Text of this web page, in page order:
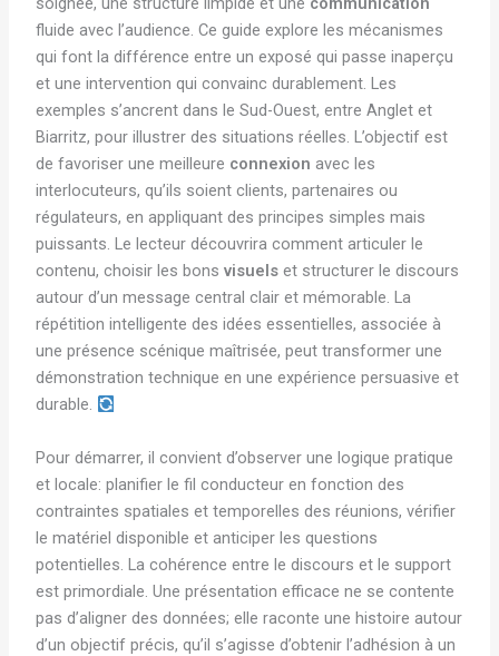
fluide avec l’audience. Ce guide explore les mécanismes
qui font la différence entre un exposé qui passe inaperçu
et une intervention qui convainc durablement. Les
exemples s’ancrent dans le Sud-Ouest, entre Anglet et
Biarritz, pour illustrer des situations réelles. L’objectif est
de favoriser une meilleure connexion avec les
interlocuteurs, qu’ils soient clients, partenaires ou
régulateurs, en appliquant des principes simples mais
puissants. Le lecteur découvrira comment articuler le
contenu, choisir les bons visuelset structurer le discours
autour d’un message central clair et mémorable. La
répétition intelligente des idées essentielles, associée à
une présence scénique maîtrisée, peut transformer une
démonstration technique en une expérience persuasive et
durable.
Pour démarrer, il convient d’observer une logique pratique
et locale: planifier le fil conducteur en fonction des
contraintes spatiales et temporelles des réunions, vérifier
le matériel disponible et anticiper les questions
potentielles. La cohérence entre le discours et le support
est primordiale. Une présentation efficace ne se contente
pas d’aligner des données; elle raconte une histoire autour
d’un objectif précis, qu’il s’agisse d’obtenir l’adhésion à un